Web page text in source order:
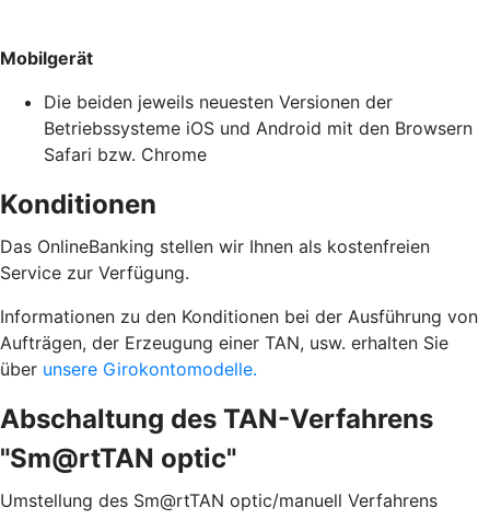
Mobilgerät
Die beiden jeweils neuesten Versionen der
Betriebssysteme iOS und Android mit den Browsern
Safari bzw. Chrome
Konditionen
Das OnlineBanking stellen wir Ihnen als kostenfreien
Service zur Verfügung.
Informationen zu den Konditionen bei der Ausführung von
Aufträgen, der Erzeugung einer TAN, usw. erhalten Sie
über unsere Girokontomodelle.
Abschaltung des TAN-Verfahrens
"Sm@rtTAN optic"
Umstellung des Sm@rtTAN optic/manuell Verfahrens